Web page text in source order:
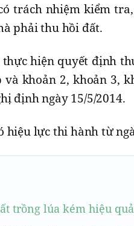
trách nhiệm kiểm
phải thu hồi đất.
hiện quyết định
khoản 2, khoản 3,
định ngày 15/5/2014.
hiệu lực thi hành từ
trồng lúa kém hiệu